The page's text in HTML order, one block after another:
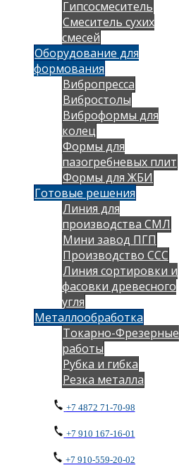
Гипсосмеситель
Смеситель сухих
смесей
Оборудование для
формования
Вибропресса
Вибростолы
Виброформы для
колец
Формы для
пазогребневых плит
Формы для ЖБИ
Готовые решения
Линия для
производства СМЛ
Мини завод ПГП
Производство ССС
Линия сортировки и
фасовки древесного
угля
Металлообработка
Токарно-Фрезерные
работы
Рубка и гибка
Резка металла
+7 4872 71-70-98
+7 910 167-16-01
+7 910-559-20-02